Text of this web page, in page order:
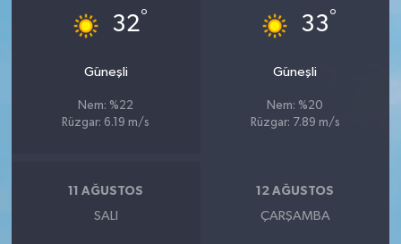
32°
Güneşli
Nem: %22
Rüzgar: 6.19 m/s
33°
Güneşli
Nem: %20
Rüzgar: 7.89 m/s
11 AĞUSTOS
SALI
12 AĞUSTOS
ÇARŞAMBA